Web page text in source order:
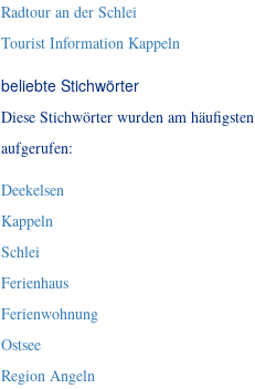
Radtour an der Schlei
Tourist Information Kappeln
beliebte Stichwörter
Diese Stichwörter wurden am häufigsten
aufgerufen:
Deekelsen
Kappeln
Schlei
Ferienhaus
Ferienwohnung
Ostsee
Region Angeln